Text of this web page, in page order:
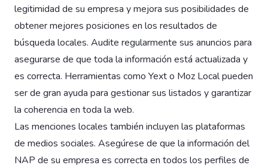
legitimidad de su empresa y mejora sus posibilidades de
obtener mejores posiciones en los resultados de
búsqueda locales. Audite regularmente sus anuncios para
asegurarse de que toda la información está actualizada y
es correcta. Herramientas como Yext o Moz Local pueden
ser de gran ayuda para gestionar sus listados y garantizar
la coherencia en toda la web.
Las menciones locales también incluyen las plataformas
de medios sociales. Asegúrese de que la información del
NAP de su empresa es correcta en todos los perfiles de